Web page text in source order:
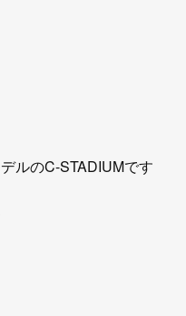
ルのC-STADIUMです